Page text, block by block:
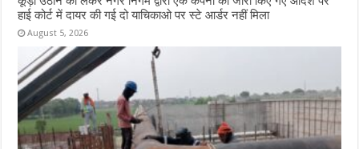
हाई कोर्ट में दायर की गई दो याचिकाओ पर स्टे आर्डर नहीं मिला
August 5, 2026